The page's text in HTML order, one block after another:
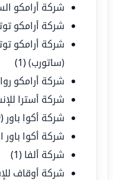
شركة أرامكو
شركة أرامكو
شركة أرامكو
(ساتورب)(1)
شركة أرامكو
شركة أسترا
شركة أكوا باور (9)
شركة أكوا باور
شركة ألفا (1)
شركة أوقاف